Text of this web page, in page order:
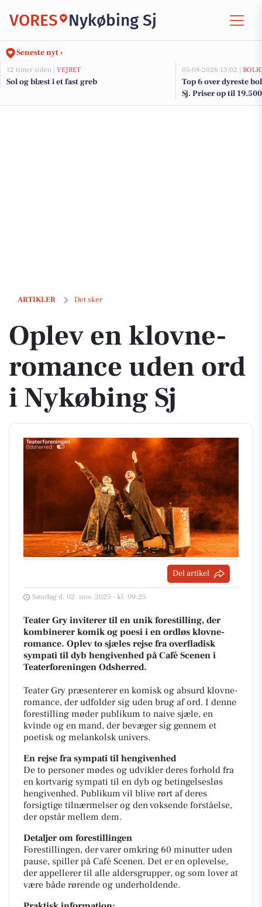
VORES Nykøbing Sj
Seneste nyt ›
12 timer siden | VEJRET
Sol og blæst i et fast greb
05-08-2026 13:02 |
Top 6 over dyreste
Sj. Priser op til
ARTIKLER Det sker
Oplev en klovne-romance uden ord i Nykøbing Sj
Oplev en klovne-
romance uden ord
i Nykøbing Sj
Del artikel
Søndag d. 02. nov. 2025 - kl. 09:25
Teater Gry inviterer til en unik forestilling, der
kombinerer komik og poesi i en ordløs klovne-
romance. Oplev to sjæles rejse fra overfladisk
sympati til dyb hengivenhed på Café Scenen i
Teaterforeningen Odsherred.
Teater Gry præsenterer en komisk og absurd klovne-
romance, der udfolder sig uden brug af ord. I denne
forestilling møder publikum to naive sjæle, en
kvinde og en mand, der bevæger sig gennem et
poetisk og melankolsk univers.
En rejse fra sympati til hengivenhed
De to personer mødes og udvikler deres forhold fra
en kortvarig sympati til en dyb og betingelsesløs
hengivenhed. Publikum vil blive rørt af deres
forsigtige tilnærmelser og den voksende forståelse,
der opstår mellem dem.
Detaljer om forestillingen
Forestillingen, der varer omkring 60 minutter uden
pause, spiller på Café Scenen. Det er en oplevelse,
der appellerer til alle aldersgrupper, og som lover at
være både rørende og underholdende.